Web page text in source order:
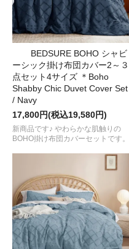
BEDSURE BOHO シャビ
ーシック掛け布団カバー2～３
点セット4サイズ ＊Boho
Shabby Chic Duvet Cover Set
/ Navy
17,800円(税込19,580円)
新商品です♪ やわらかな肌触りの
BOHO掛け布団カバーセットです。